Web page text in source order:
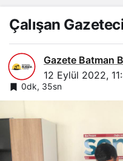
Çalışan
Gazete Batman
12 Eylül 2022,
0dk, 35sn